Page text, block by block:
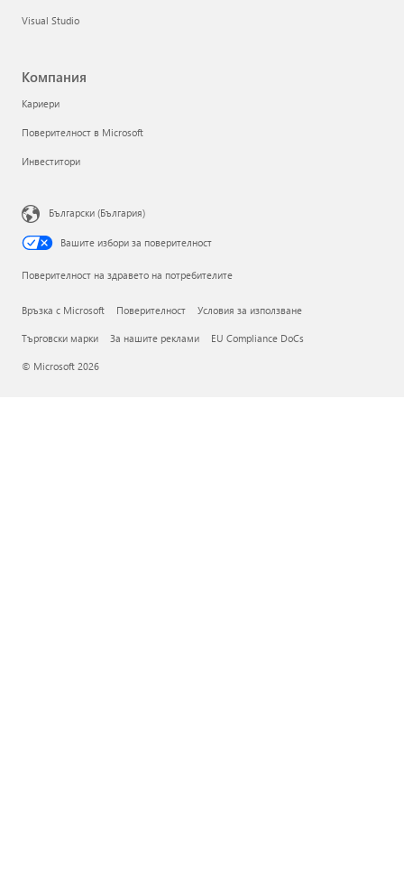
Visual Studio
Компания
Кариери
Поверителност в Microsoft
Инвеститори
Български (България)
Вашите избори за поверителност
Поверителност на здравето на потребителите
Връзка с Microsoft Поверителност Условия за използване
Търговски марки За нашите реклами EU Compliance DoCs
© Microsoft 2026